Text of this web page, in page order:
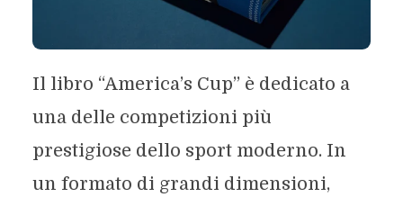
Il libro “America’s Cup” è dedicato a
una delle competizioni più
prestigiose dello sport moderno. In
un formato di grandi dimensioni,